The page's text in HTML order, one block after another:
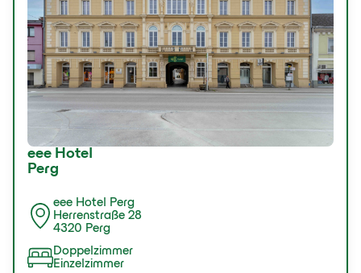
eee Hotel
Perg
eee Hotel Perg
Herrenstraße 28
4320 Perg
Doppelzimmer
Einzelzimmer